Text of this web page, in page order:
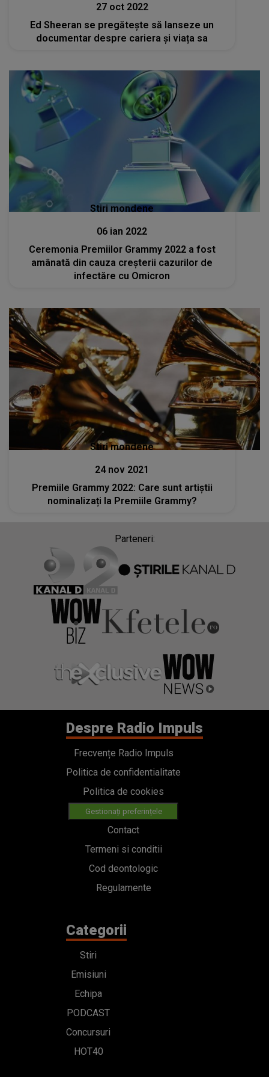
27 oct 2022
Ed Sheeran se pregăteşte să lanseze un
documentar despre cariera și viața sa
Stiri mondene
06 ian 2022
Ceremonia Premiilor Grammy 2022 a fost
amânată din cauza creșterii cazurilor de
infectăre cu Omicron
Stiri mondene
24 nov 2021
Premiile Grammy 2022: Care sunt artiștii
nominalizați la Premiile Grammy?
Parteneri:
Despre Radio Impuls
Frecvențe Radio Impuls
Politica de confidentialitate
Politica de cookies
Gestionați preferințele
Contact
Termeni si conditii
Cod deontologic
Regulamente
Categorii
Stiri
Emisiuni
Echipa
PODCAST
Concursuri
HOT40